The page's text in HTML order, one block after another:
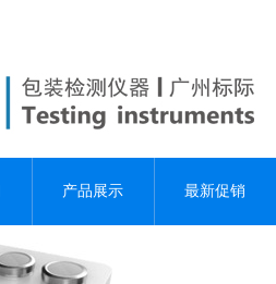
产品展示 最新促销